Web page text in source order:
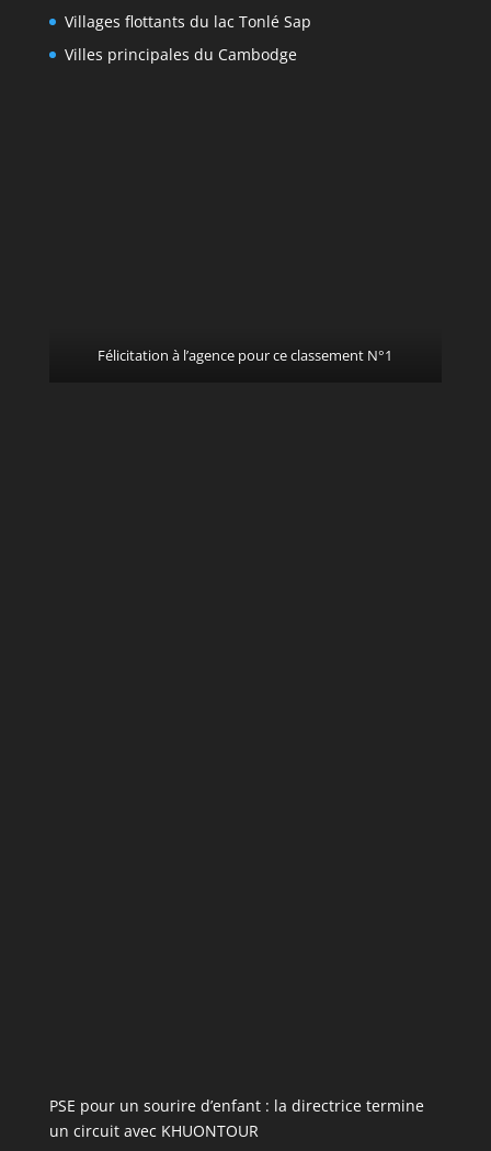
Villages flottants du lac Tonlé Sap
Villes principales du Cambodge
Félicitation à l’agence pour ce classement N°1
PSE pour un sourire d’enfant : la directrice termine
un circuit avec KHUONTOUR